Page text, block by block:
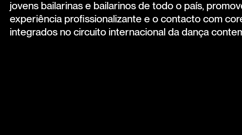
jovens bailarinas e bailarinos de todo o país,
experiência profissionalizante e o contacto com
integrados no circuito internacional da dança